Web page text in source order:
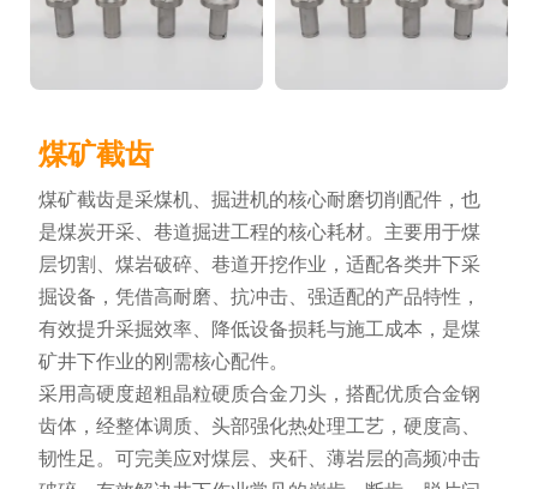
煤矿截齿
煤矿截齿是采煤机、掘进机的核心耐磨切削配件，也
是煤炭开采、巷道掘进工程的核心耗材。主要用于煤
层切割、煤岩破碎、巷道开挖作业，适配各类井下采
掘设备，凭借高耐磨、抗冲击、强适配的产品特性，
有效提升采掘效率、降低设备损耗与施工成本，是煤
矿井下作业的刚需核心配件。
采用高硬度超粗晶粒硬质合金刀头，搭配优质合金钢
齿体，经整体调质、头部强化热处理工艺，硬度高、
韧性足。可完美应对煤层、夹矸、薄岩层的高频冲击